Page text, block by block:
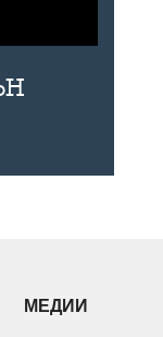
МЕДИИ